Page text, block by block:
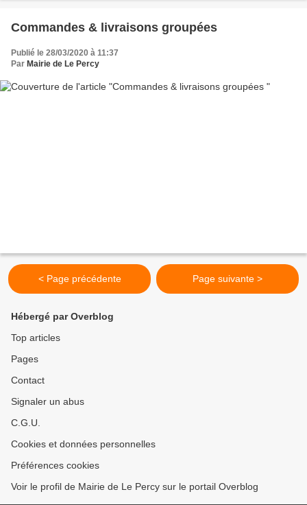
Commandes & livraisons groupées
Publié le 28/03/2020 à 11:37
Par Mairie de Le Percy
< Page précédente Page suivante >
Hébergé par Overblog
Top articles
Pages
Contact
Signaler un abus
C.G.U.
Cookies et données personnelles
Préférences cookies
Voir le profil de Mairie de Le Percy sur le portail Overblog